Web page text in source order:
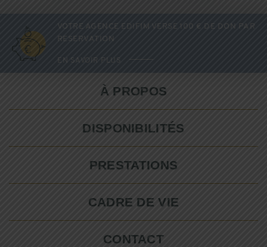
VOTRE AGENCE EDIFIM VERSE 100 € DE DON PAR
RESERVATION
EN SAVOIR PLUS
À PROPOS
DISPONIBILITÉS
PRESTATIONS
CADRE DE VIE
CONTACT